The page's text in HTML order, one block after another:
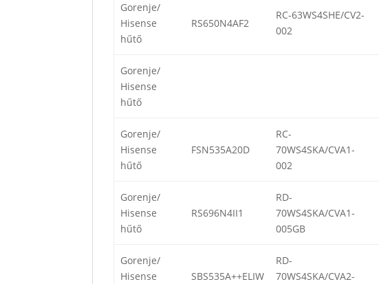
Gorenje/
Hisense
hűtő
RS650N4AF2
RC-63WS4SHE/CV2-
002
Gorenje/
Hisense
hűtő
Gorenje/
Hisense
hűtő
FSN535A20D
RC-
70WS4SKA/CVA1-
002
Gorenje/
Hisense
hűtő
RS696N4II1
RD-
70WS4SKA/CVA1-
005GB
Gorenje/
Hisense
SBS535A++ELIW
RD-
70WS4SKA/CVA2-